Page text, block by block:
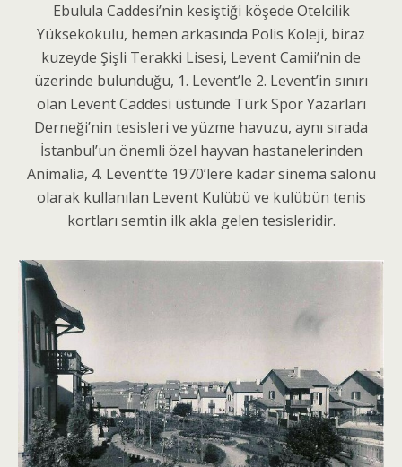
Ebulula Caddesi’nin kesiştiği köşede Otelcilik
Yüksekokulu, hemen arkasında Polis Koleji, biraz
kuzeyde Şişli Terakki Lisesi, Levent Camii’nin de
üzerinde bulunduğu, 1. Levent’le 2. Levent’in sınırı
olan Levent Caddesi üstünde Türk Spor Yazarları
Derneği’nin tesisleri ve yüzme havuzu, aynı sırada
İstanbul’un önemli özel hayvan hastanelerinden
Animalia, 4. Levent’te 1970’lere kadar sinema salonu
olarak kullanılan Levent Kulübü ve kulübün tenis
kortları semtin ilk akla gelen tesisleridir.